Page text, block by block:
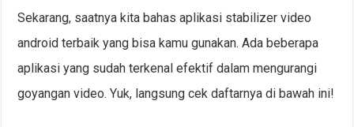
Sekarang, saatnya kita bahas aplikasi stabilizer video
android terbaik yang bisa kamu gunakan. Ada beberapa
aplikasi yang sudah terkenal efektif dalam mengurangi
goyangan video. Yuk, langsung cek daftarnya di bawah ini!